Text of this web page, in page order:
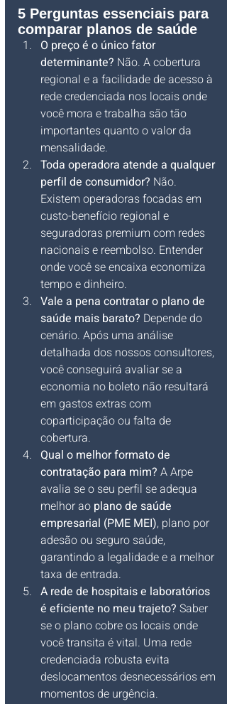
5 Perguntas essenciais para
comparar planos de saúde
O preço é o único fator
determinante? Não. A cobertura
regional e a facilidade de acesso à
rede credenciada nos locais onde
você mora e trabalha são tão
importantes quanto o valor da
mensalidade.
Toda operadora atende a qualquer
perfil de consumidor? Não.
Existem operadoras focadas em
custo-benefício regional e
seguradoras premium com redes
nacionais e reembolso. Entender
onde você se encaixa economiza
tempo e dinheiro.
Vale a pena contratar o plano de
saúde mais barato? Depende do
cenário. Após uma análise
detalhada dos nossos consultores,
você conseguirá avaliar se a
economia no boleto não resultará
em gastos extras com
coparticipação ou falta de
cobertura.
Qual o melhor formato de
contratação para mim? A Arpe
avalia se o seu perfil se adequa
melhor ao plano de saúde
empresarial (PME MEI), plano por
adesão ou seguro saúde,
garantindo a legalidade e a melhor
taxa de entrada.
A rede de hospitais e laboratórios
é eficiente no meu trajeto? Saber
se o plano cobre os locais onde
você transita é vital. Uma rede
credenciada robusta evita
deslocamentos desnecessários em
momentos de urgência.